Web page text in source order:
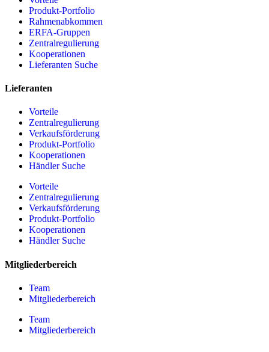
Produkt-Portfolio
Rahmenabkommen
ERFA-Gruppen
Zentralregulierung
Kooperationen
Lieferanten Suche
Lieferanten
Vorteile
Zentralregulierung
Verkaufsförderung
Produkt-Portfolio
Kooperationen
Händler Suche
Vorteile
Zentralregulierung
Verkaufsförderung
Produkt-Portfolio
Kooperationen
Händler Suche
Mitgliederbereich
Team
Mitgliederbereich
Team
Mitgliederbereich